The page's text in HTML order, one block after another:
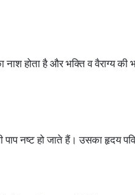
होता है और भक्ति व वैराग्य की
नष्ट हो जाते हैं। उसका हृदय